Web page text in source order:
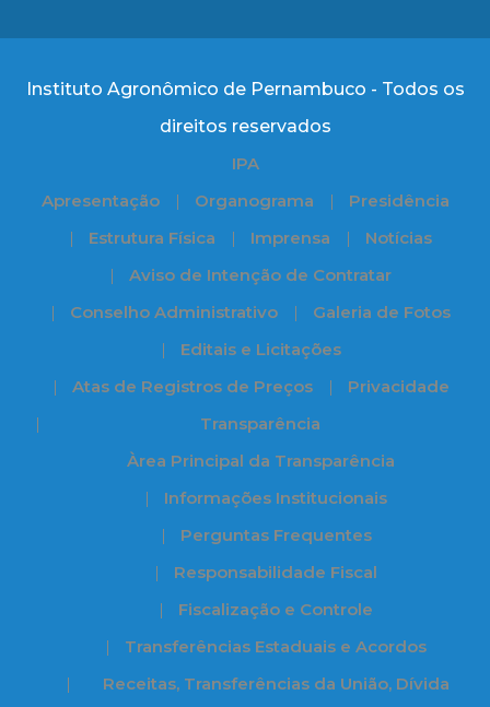
Instituto Agronômico de Pernambuco - Todos os
direitos reservados
IPA
Apresentação
Organograma
Presidência
Estrutura Física
Imprensa
Notícias
Aviso de Intenção de Contratar
Conselho Administrativo
Galeria de Fotos
Editais e Licitações
Atas de Registros de Preços
Privacidade
Transparência
Àrea Principal da Transparência
Informações Institucionais
Perguntas Frequentes
Responsabilidade Fiscal
Fiscalização e Controle
Transferências Estaduais e Acordos
Receitas, Transferências da União, Dívida